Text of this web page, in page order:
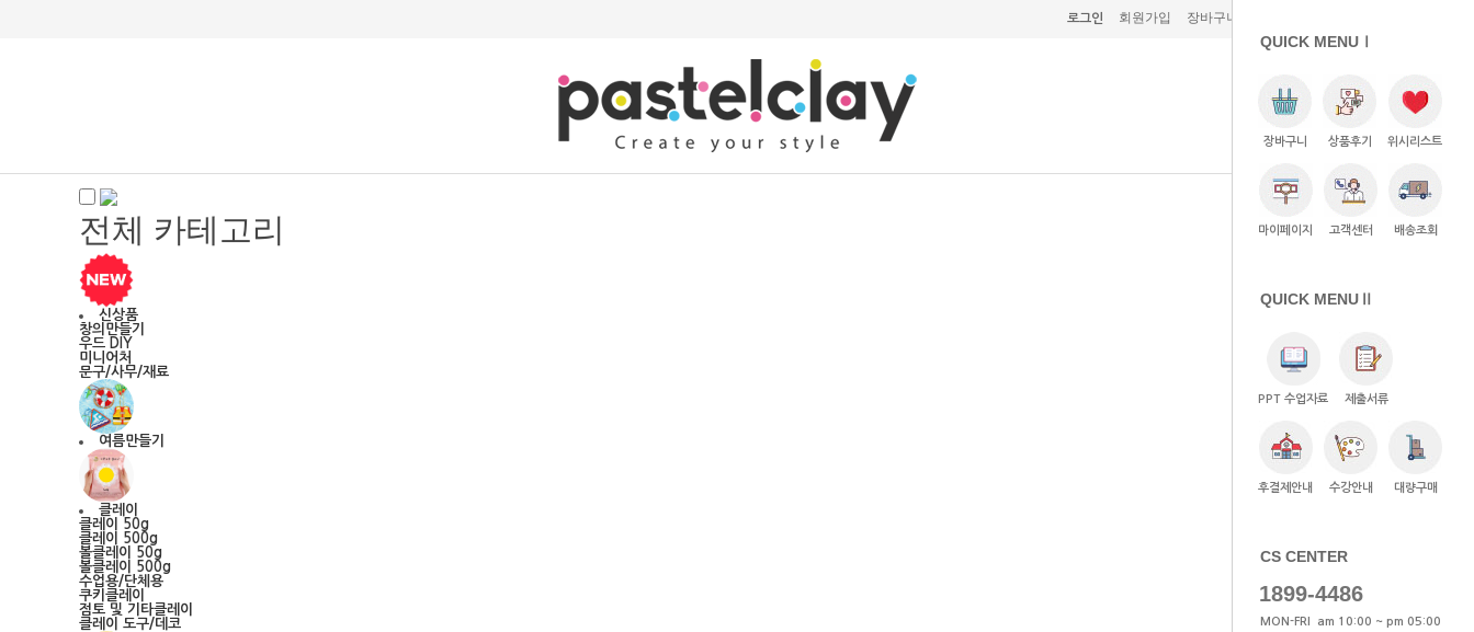
로그인 회원가입 장바구니 (0)
전체 카테고리
신상품
창의만들기
우드 DIY
미니어처
문구/사무/재료
여름만들기
클레이
클레이 50g
클레이 500g
볼클레이 50g
볼클레이 500g
수업용/단체용
쿠키클레이
점토 및 기타클레이
클레이 도구/데코
QUICK MENUⅠ
장바구니 상품후기 위시리스트
마이페이지 고객센터 배송조회
QUICK MENUⅡ
PPT 수업자료 제출서류
후결제안내 수강안내 대량구매
CS CENTER
1899-4486
MON-FRI am 10:00 ~ pm 05:00